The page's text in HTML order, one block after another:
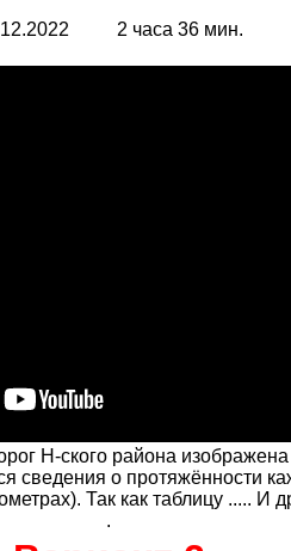
2.2022 2 часа 36 мин.
Н-ского района
сведения о протяжённости
Так как таблицу ..... И
.